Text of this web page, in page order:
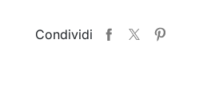
Condividi